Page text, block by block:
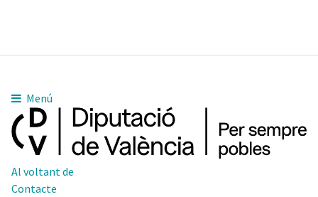
Menú
Al voltant de
Contacte